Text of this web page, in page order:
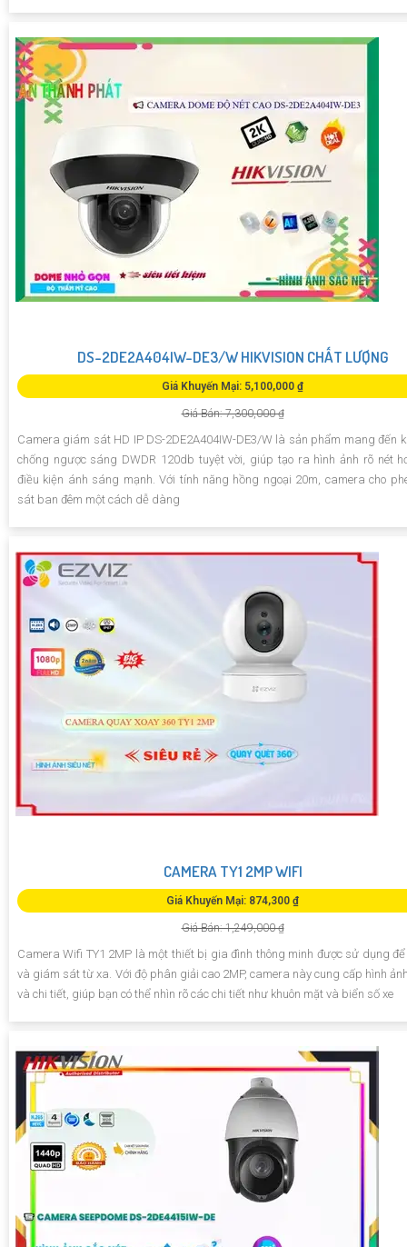
DS-2DE2A404IW-DE3/W HIKVISION CHẤT LƯỢNG
Giá Khuyến Mại: 5,100,000 ₫
Giá Bán: 7,300,000 ₫
Camera giám sát HD IP DS-2DE2A404IW-DE3/W là sản phẩm mang đến
chống ngược sáng DWDR 120db tuyệt vời, giúp tạo ra hình ảnh rõ nét
điều kiện ánh sáng mạnh. Với tính năng hồng ngoại 20m, camera cho
sát ban đêm một cách dễ dàng
CAMERA TY1 2MP WIFI
Giá Khuyến Mại: 874,300 ₫
Giá Bán: 1,249,000 ₫
Camera Wifi TY1 2MP là một thiết bị gia đình thông minh được sử dụng để
và giám sát từ xa. Với độ phân giải cao 2MP, camera này cung cấp hình
và chi tiết, giúp bạn có thể nhìn rõ các chi tiết như khuôn mặt và biển số xe